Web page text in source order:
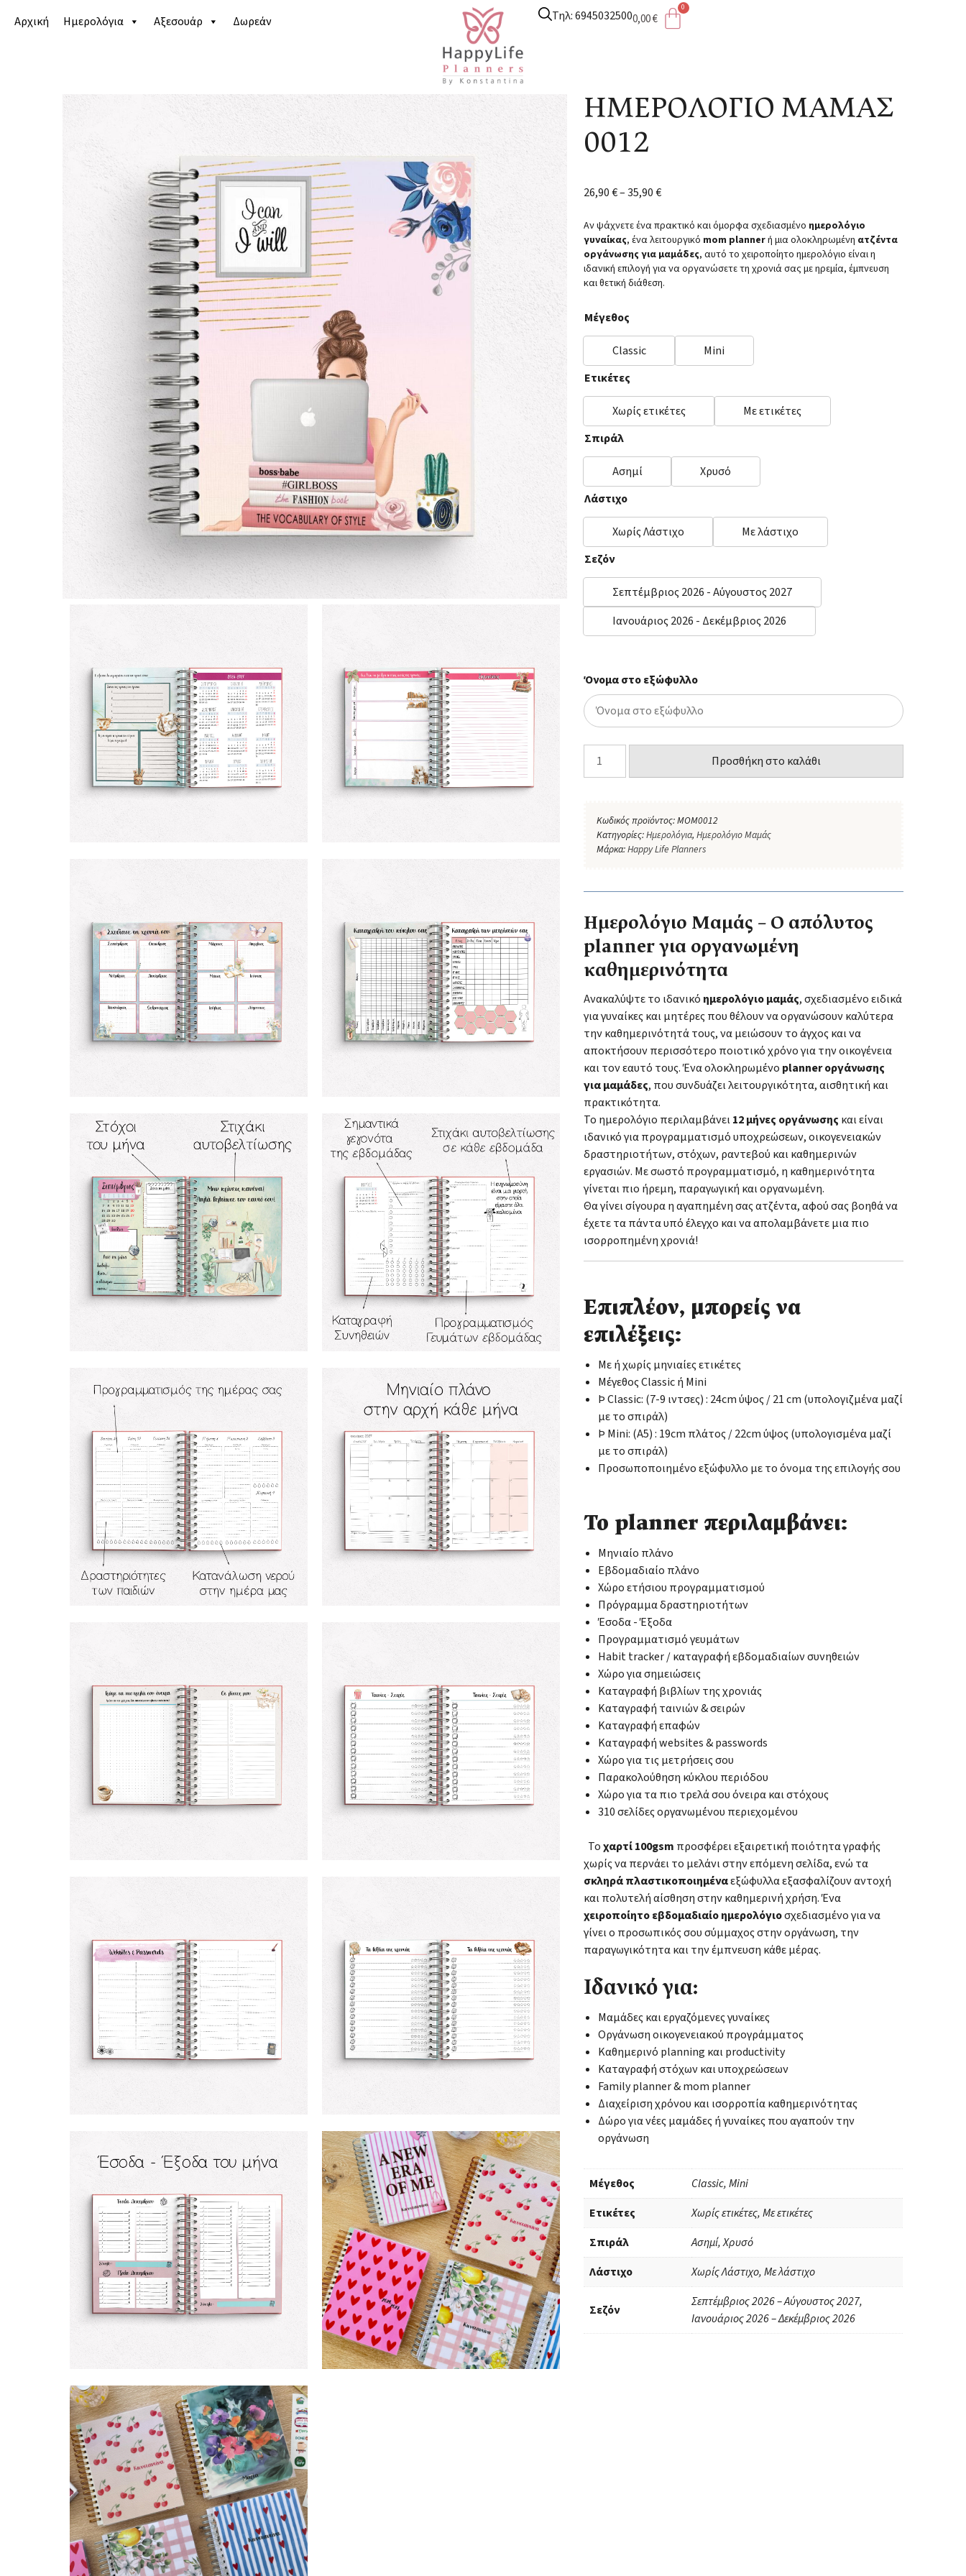
Αρχική Ημερολόγια Αξεσουάρ Δωρεάν Τηλ: 69450325000,00€
Ημερολόγιο Μαμάς/ ΗΜΕΡΟΛΟΓΙΟ ΜΑΜΑΣ 0012
ΗΜΕΡΟΛΟΓΙΟ ΜΑΜΑΣ
0012
26,90€– 35,90€
Αν ψάχνετε ένα πρακτικό και όμορφα σχεδιασμένο ημερολόγιο
γυναίκας, ένα λειτουργικό mom plannerή μια ολοκληρωμένη ατζέντα
οργάνωσης για μαμάδες, αυτό το χειροποίητο ημερολόγιο είναι η
ιδανική επιλογή για να οργανώσετε τη χρονιά σας με ηρεμία, έμπνευση
και θετική διάθεση.
Μέγεθος
Classic
Mini
Ετικέτες
Χωρίς ετικέτες
Με ετικέτες
Σπιράλ
Ασημί
Χρυσό
Λάστιχο
Χωρίς Λάστιχο
Με λάστιχο
Σεζόν
Σεπτέμβριος 2026 - Αύγουστος 2027
Ιανουάριος 2026 - Δεκέμβριος 2026
Όνομα στο εξώφυλλο
Προσθήκη στο καλάθι
Κωδικός προϊόντος:MOM0012
Κατηγορίες:Ημερολόγια,Ημερολόγιο Μαμάς
Μάρκα:Happy Life Planners
Ημερολόγιο Μαμάς – Ο απόλυτος
planner για οργανωμένη
καθημερινότητα
Ανακαλύψτε το ιδανικό ημερολόγιο μαμάς, σχεδιασμένο ειδικά
για γυναίκες και μητέρες που θέλουν να οργανώσουν καλύτερα
την καθημερινότητά τους, να μειώσουν το άγχος και να
αποκτήσουν περισσότερο ποιοτικό χρόνο για την οικογένεια
και τον εαυτό τους. Ένα ολοκληρωμένο planner οργάνωσης
για μαμάδες, που συνδυάζει λειτουργικότητα, αισθητική και
πρακτικότητα.
Το ημερολόγιο περιλαμβάνει12 μήνες οργάνωσης και είναι
ιδανικό για προγραμματισμό υποχρεώσεων, οικογενειακών
δραστηριοτήτων, στόχων, ραντεβού και καθημερινών
εργασιών. Με σωστό προγραμματισμό, η καθημερινότητα
γίνεται πιο ήρεμη, παραγωγική και οργανωμένη.
Θα γίνει σίγουρα η αγαπημένη σας ατζέντα, αφού σας βοηθά να
έχετε τα πάντα υπό έλεγχο και να απολαμβάνετε μια πιο
ισορροπημένη χρονιά!
Επιπλέον, μπορείς να
επιλέξεις:
Με ή χωρίς μηνιαίες ετικέτες
Μέγεθος Classic ή Mini
Þ Classic: (7-9 ιντσες) : 24cm ύψος / 21 cm (υπολογιζμένα μαζί
με το σπιράλ)
Þ Mini: (Α5) : 19cm πλάτος / 22cm ύψος (υπολογισμένα μαζί
με το σπιράλ)
Προσωποποιημένο εξώφυλλο με το όνομα της επιλογής σου
Το planner περιλαμβάνει:
Μηνιαίο πλάνο
Εβδομαδιαίο πλάνο
Χώρο ετήσιου προγραμματισμού
Πρόγραμμα δραστηριοτήτων
Έσοδα - Έξοδα
Προγραμματισμό γευμάτων
Habit tracker / καταγραφή εβδομαδιαίων συνηθειών
Χώρο για σημειώσεις
Καταγραφή βιβλίων της χρονιάς
Καταγραφή ταινιών & σειρών
Καταγραφή επαφών
Καταγραφή websites & passwords
Χώρο για τις μετρήσεις σου
Παρακολούθηση κύκλου περιόδου
Χώρο για τα πιο τρελά σου όνειρα και στόχους
310 σελίδες οργανωμένου περιεχομένου
Τοχαρτί 100gsm προσφέρει εξαιρετική ποιότητα γραφής
χωρίς να περνάει το μελάνι στην επόμενη σελίδα, ενώ τα
σκληρά πλαστικοποιημέναεξώφυλλα εξασφαλίζουν αντοχή
και πολυτελή αίσθηση στην καθημερινή χρήση. Ένα
χειροποίητο εβδομαδιαίο ημερολόγιοσχεδιασμένο για να
γίνει ο προσωπικός σου σύμμαχος στην οργάνωση, την
παραγωγικότητα και την έμπνευση κάθε μέρας.
Ιδανικό για:
Μαμάδες και εργαζόμενες γυναίκες
Οργάνωση οικογενειακού προγράμματος
Καθημερινό planning και productivity
Καταγραφή στόχων και υποχρεώσεων
Family planner & mom planner
Διαχείριση χρόνου και ισορροπία καθημερινότητας
Δώρο για νέες μαμάδες ή γυναίκες που αγαπούν την
οργάνωση
Μέγεθος
Classic, Mini
Ετικέτες
Χωρίς ετικέτες, Με ετικέτες
Σπιράλ
Ασημί, Χρυσό
Λάστιχο
Χωρίς Λάστιχο, Με λάστιχο
Σεζόν
Σεπτέμβριος 2026 – Αύγουστος 2027,
Ιανουάριος 2026 – Δεκέμβριος 2026